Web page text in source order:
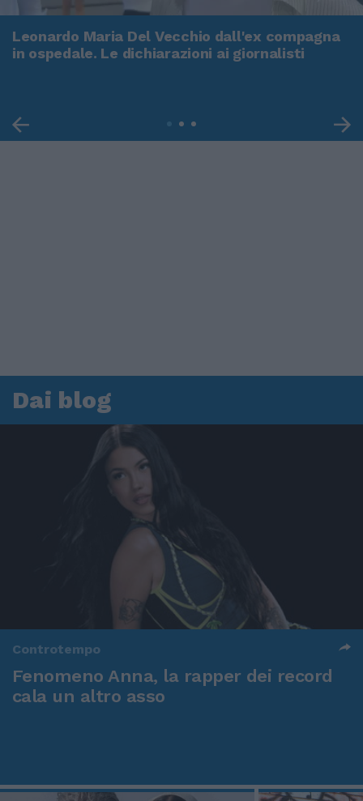
Leonardo Maria Del Vecchio dall'ex compagna
in ospedale. Le dichiarazioni ai giornalisti
Dai blog
Controtempo
Fenomeno Anna, la rapper dei record
cala un altro asso